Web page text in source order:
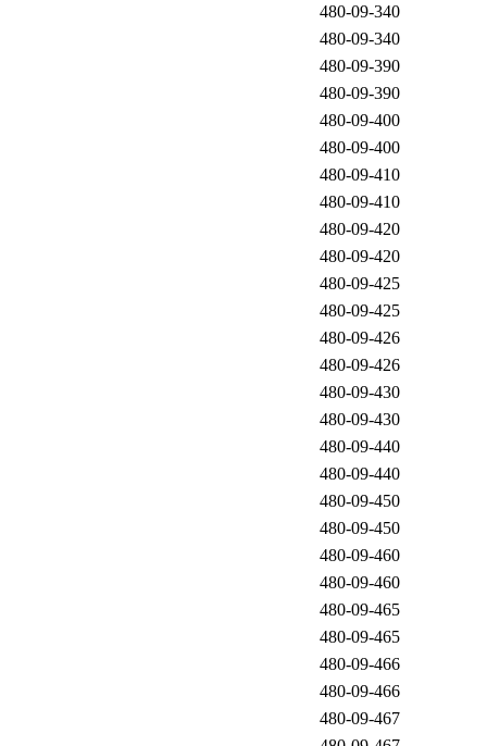
480-09-340
480-09-340
480-09-390
480-09-390
480-09-400
480-09-400
480-09-410
480-09-410
480-09-420
480-09-420
480-09-425
480-09-425
480-09-426
480-09-426
480-09-430
480-09-430
480-09-440
480-09-440
480-09-450
480-09-450
480-09-460
480-09-460
480-09-465
480-09-465
480-09-466
480-09-466
480-09-467